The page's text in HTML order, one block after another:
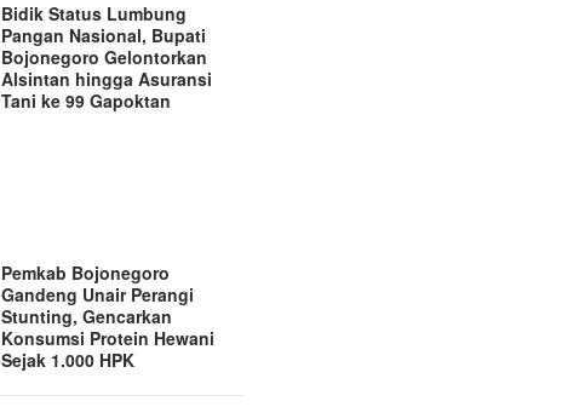
Bidik Status Lumbung
Pangan Nasional, Bupati
Bojonegoro Gelontorkan
Alsintan hingga Asuransi
Tani ke 99 Gapoktan
Pemkab Bojonegoro
Gandeng Unair Perangi
Stunting, Gencarkan
Konsumsi Protein Hewani
Sejak 1.000 HPK